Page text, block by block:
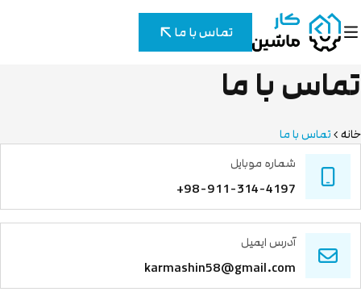
تماس با ما
تماس با ما
خانه
تماس با ما
شماره موبایل
+98-911-314-4197
آدرس ایمیل
karmashin58@gmail.com